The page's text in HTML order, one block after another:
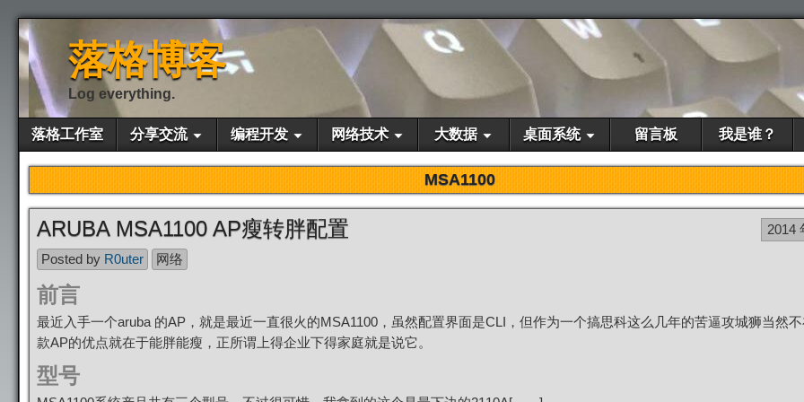
落格博客
Log everything.
落格工作室 分享交流 编程开发 网络技术 大数据 桌面系统 留言板 我是谁？
MSA1100
ARUBA MSA1100 AP瘦转胖配置
2014
Posted by R0uter 网络
前言
最近入手一个aruba 的AP，就是最近一直很火的MSA1100，虽然配置界面是CLI，但作为一个搞思科这么几年的苦逼攻城狮当然
款AP的优点就在于能胖能瘦，正所谓上得企业下得家庭就是说它。
型号